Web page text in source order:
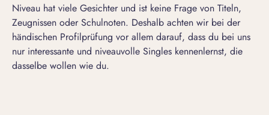
Niveau hat viele Gesichter und ist keine Frage von Titeln,
Zeugnissen oder Schulnoten. Deshalb achten wir bei der
händischen Profilprüfung vor allem darauf, dass du bei uns
nur interessante und niveauvolle Singles kennenlernst, die
dasselbe wollen wie du.